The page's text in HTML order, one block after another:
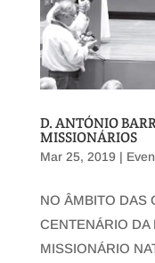
D. ANTÓNIO
MISSIONÁRIOS
Mar 25, 2019 |
NO ÂMBITO DAS
CENTENÁRIO DA
MISSIONÁRIO